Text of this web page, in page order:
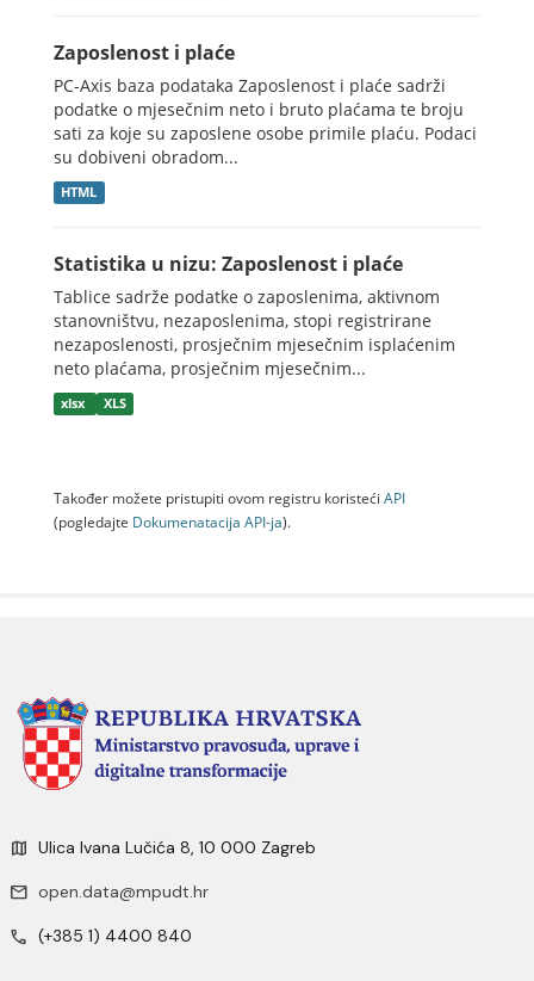
Zaposlenost i plaće
PC-Axis baza podataka Zaposlenost i plaće sadrži
podatke o mjesečnim neto i bruto plaćama te broju
sati za koje su zaposlene osobe primile plaću. Podaci
su dobiveni obradom...
HTML
Statistika u nizu: Zaposlenost i plaće
Tablice sadrže podatke o zaposlenima, aktivnom
stanovništvu, nezaposlenima, stopi registrirane
nezaposlenosti, prosječnim mjesečnim isplaćenim
neto plaćama, prosječnim mjesečnim...
xlsx XLS
Također možete pristupiti ovom registru koristeći API
(pogledajte Dokumenаtаcijа API-jа).